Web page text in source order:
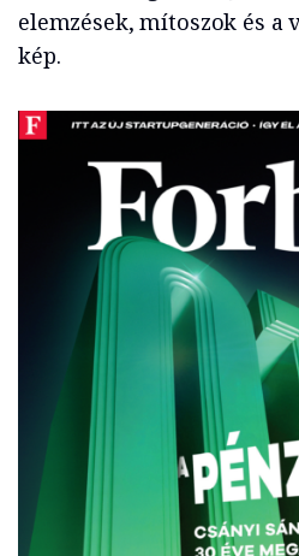
elemzések, mítoszok és a
kép.